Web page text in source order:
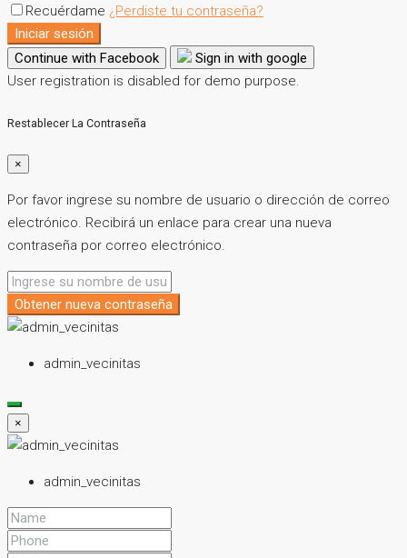
Recuérdame ¿Perdiste tu contraseña?
Iniciar sesión
Continue with Facebook
Sign in with google
User registration is disabled for demo purpose.
Restablecer La Contraseña
×
Por favor ingrese su nombre de usuario o dirección de correo
electrónico. Recibirá un enlace para crear una nueva
contraseña por correo electrónico.
Obtener nueva contraseña
admin_vecinitas
×
admin_vecinitas